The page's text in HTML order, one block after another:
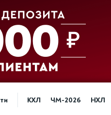
КХЛ ЧМ-2026 НХЛ